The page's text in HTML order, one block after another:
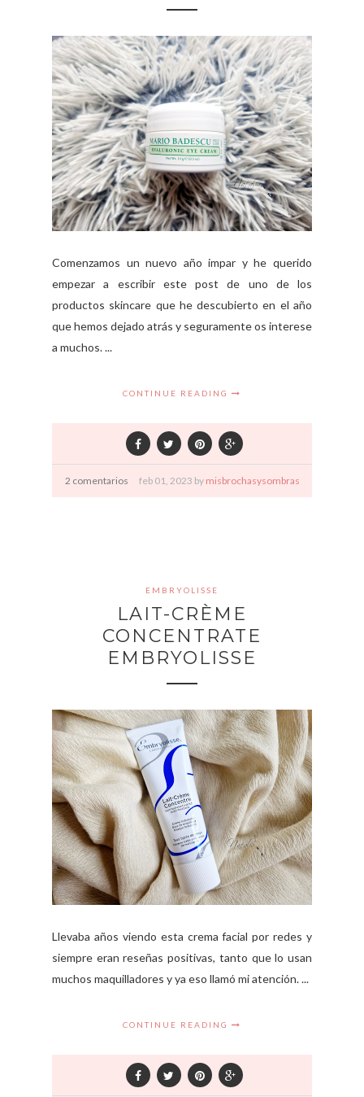
Comenzamos un nuevo año impar y he querido
empezar a escribir este post de uno de los
productos skincare que he descubierto en el año
que hemos dejado atrás y seguramente os interese
a muchos. ...
CONTINUE READING
2 comentarios feb 01, 2023 by misbrochasysombras
EMBRYOLISSE
LAIT-CRÈME
CONCENTRATE
EMBRYOLISSE
Llevaba años viendo esta crema facial por redes y
siempre eran reseñas positivas, tanto que lo usan
muchos maquilladores y ya eso llamó mi atención. ...
CONTINUE READING